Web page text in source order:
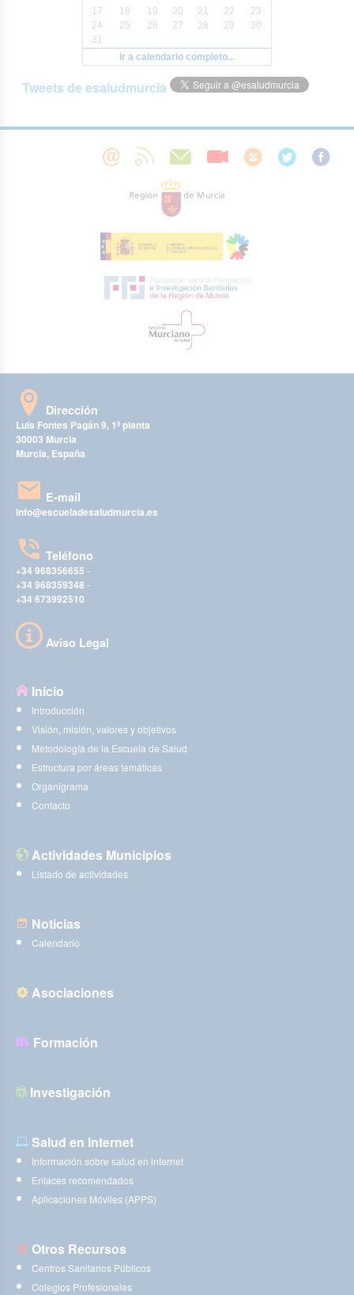
17
18 19 20 21 22
23
24
25 26 27 28 29
30
31
Ir a calendario completo...
Tweets de esaludmurcia
Dirección
Luis Fontes Pagán 9, 1ª planta
30003 Murcia
Murcia, España
E-mail
info@escueladesaludmurcia.es
Teléfono
+34 968356655 -
+34 968359348 -
+34 673992510
Aviso Legal
Inicio
Introducción
Visión, misión, valores y objetivos
Metodología de la Escuela de Salud
Estructura por áreas temáticas
Organigrama
Contacto
Actividades Municipios
Listado de actividades
Noticias
Calendario
Asociaciones
Formación
Investigación
Salud en Internet
Información sobre salud en internet
Enlaces recomendados
Aplicaciones Móviles (APPS)
Otros Recursos
Centros Sanitarios Públicos
Colegios Profesionales